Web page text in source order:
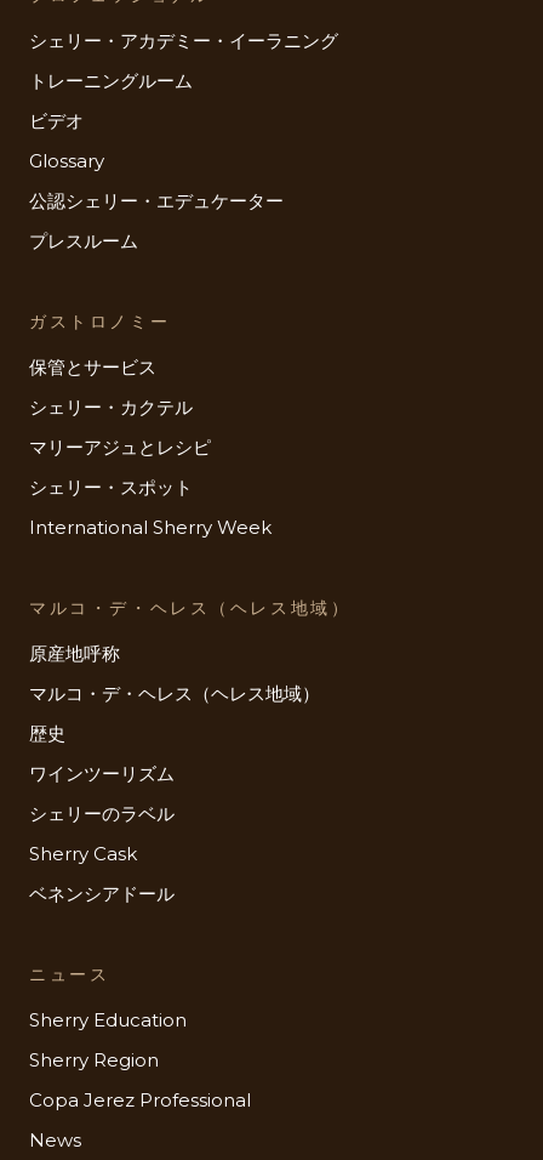
シェリー・アカデミー・イーラニング
トレーニングルーム
ビデオ
Glossary
公認シェリー・エデュケーター
プレスルーム
ガストロノミー
保管とサービス
シェリー・カクテル
マリーアジュとレシピ
シェリー・スポット
International Sherry Week
マルコ・デ・ヘレス（ヘレス地域）
原産地呼称
マルコ・デ・ヘレス（ヘレス地域）
歴史
ワインツーリズム
シェリーのラベル
Sherry Cask
ベネンシアドール
ニュース
Sherry Education
Sherry Region
Copa Jerez Professional
News